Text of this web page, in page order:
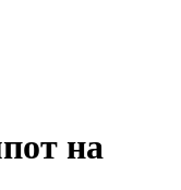
на